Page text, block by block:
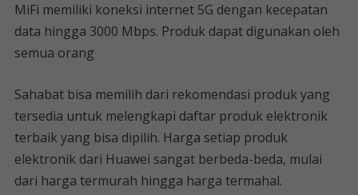
MiFi memiliki koneksi internet 5G dengan kecepatan
data hingga 3000 Mbps. Produk dapat digunakan oleh
semua orang
Sahabat bisa memilih dari rekomendasi produk yang
tersedia untuk melengkapi daftar produk elektronik
terbaik yang bisa dipilih. Harga setiap produk
elektronik dari Huawei sangat berbeda-beda, mulai
dari harga termurah hingga harga termahal.